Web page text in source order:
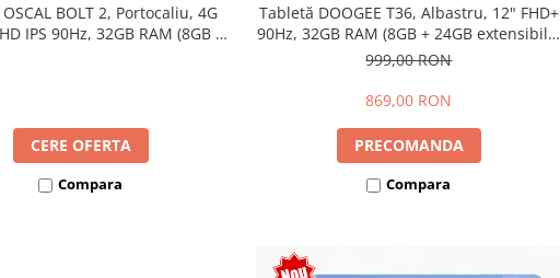
BOLT 2, Portocaliu, 4G
IPS 90Hz, 32GB RAM (8GB +
CERE OFERTA
Compara
Tabletă DOOGEE T36, Albastru, 12" FHD+
90Hz, 32GB RAM (8GB + 24GB extensibili),
256GB, Android 15, 8800mAh, Dual SIM
999,00 RON
869,00 RON
PRECOMANDA
Compara